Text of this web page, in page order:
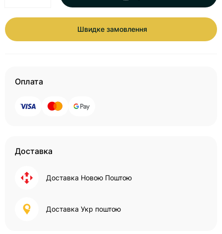
Швидке замовлення
Оплата
Доставка
Доставка Новою Поштою
Доставка Укр поштою